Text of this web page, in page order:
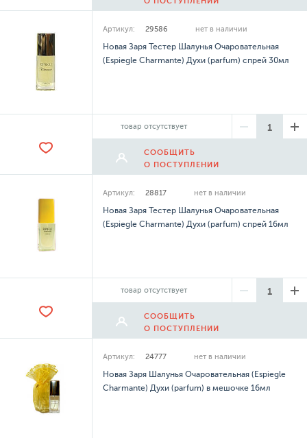
Артикул: 29586 нет в наличии
Новая Заря Тестер Шалунья Очаровательная
(Espiegle Charmante) Духи (parfum) спрей 30мл
товар отсутствует
СООБЩИТЬ
О ПОСТУПЛЕНИИ
Артикул: 28817 нет в наличии
Новая Заря Тестер Шалунья Очаровательная
(Espiegle Charmante) Духи (parfum) спрей 16мл
товар отсутствует
СООБЩИТЬ
О ПОСТУПЛЕНИИ
Артикул: 24777 нет в наличии
Новая Заря Шалунья Очаровательная (Espiegle
Charmante) Духи (parfum) в мешочке 16мл